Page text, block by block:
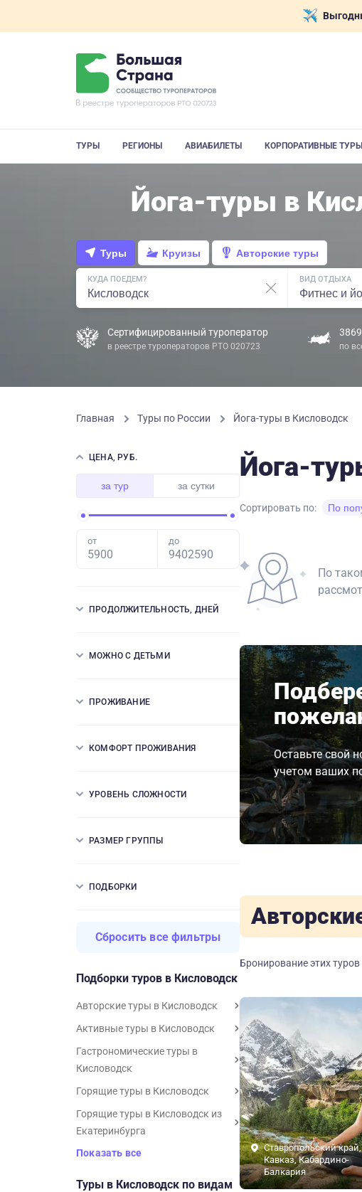
ТУРЫ РЕГИОНЫ АВИАБИЛЕТЫ КОРПОРАТИВНЫЕ ТУРЫ
Йога-туры в
Туры Круизы Авторские туры
КУДА ПОЕДЕМ? ВИД ОТДЫХА
Сертифицированный туроператор
в реестре туроператоров РТО 020723 по
Главная Туры по России Йога-туры в Кисловодск
ЦЕНА, РУБ.
за тур за сутки
от до
ПРОДОЛЖИТЕЛЬНОСТЬ, ДНЕЙ
МОЖНО С ДЕТЬМИ
ПРОЖИВАНИЕ
КОМФОРТ ПРОЖИВАНИЯ
УРОВЕНЬ СЛОЖНОСТИ
РАЗМЕР ГРУППЫ
ПОДБОРКИ
Сбросить все фильтры
Подборки туров в Кисловодск
Авторские туры в Кисловодск
Активные туры в Кисловодск
Гастрономические туры в
Кисловодск
Горящие туры в Кисловодск
Горящие туры в Кисловодск из
Екатеринбурга
Показать все
Туры в Кисловодск по видам
Йога-
Сортировать по: По
По
Оставьте свой
учетом ваших
Бронирование этих
Ставропольский край,
Кавказ, Кабардино-
Балкария